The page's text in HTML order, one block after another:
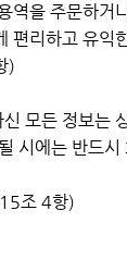
역을 주문하거
편리하고 유익
)
모든 정보는
시에는 반드
조 4항)